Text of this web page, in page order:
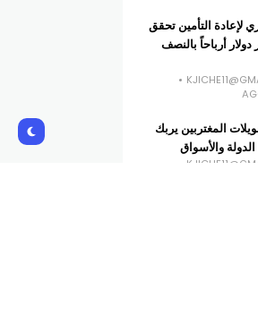
التأمين تحقق
دولار أرباحاً بالنصف
المغتربين يربك
والأسواق